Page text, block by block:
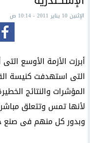
الإثنين 10 يناير 2011 - 10:14 ص
أبرزت الأزمة الأوسع التى
التى استهدفت كنيسة
المؤشرات والنتائج
لأنها تمس وتتعلق
وبدور كل منهم فى صنع